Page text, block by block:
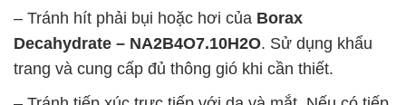
– Tránh hít phải bụi hoặc hơi của Borax
Decahydrate – NA2B4O7.10H2O. Sử dụng khẩu
trang và cung cấp đủ thông gió khi cần thiết.